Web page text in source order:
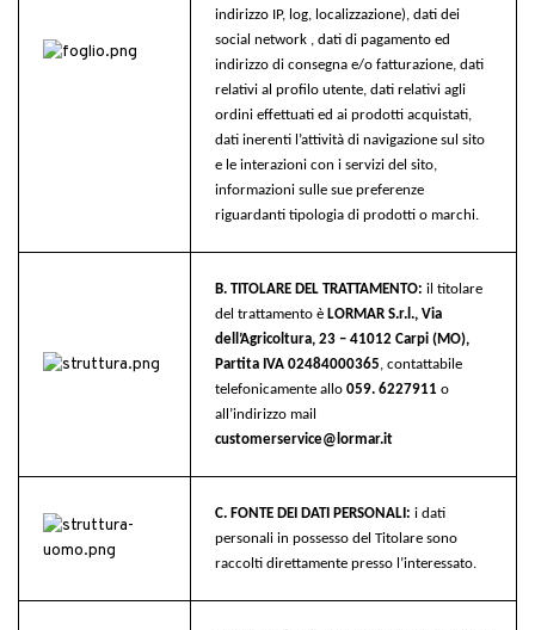
indirizzo IP, log, localizzazione), dati dei
social network , dati di pagamento ed
indirizzo di consegna e/o fatturazione, dati
relativi al profilo utente, dati relativi agli
ordini effettuati ed ai prodotti acquistati,
dati inerenti l’attività di navigazione sul sito
e le interazioni con i servizi del sito,
informazioni sulle sue preferenze
riguardanti tipologia di prodotti o marchi.
B. TITOLARE DEL TRATTAMENTO: i l titolare
del trattamento è LORMAR S.r.l., Via
dell’Agricoltura, 23 – 41012 Carpi (MO),
Partita IVA 02484000365, contattabile
telefonicamente allo 059. 6227911 o
all’indirizzo mail
customerservice@lormar.it
C. FONTE DEI DATI PERSONALI: i dati
personali in possesso del Titolare sono
raccolti direttamente presso l’interessato.